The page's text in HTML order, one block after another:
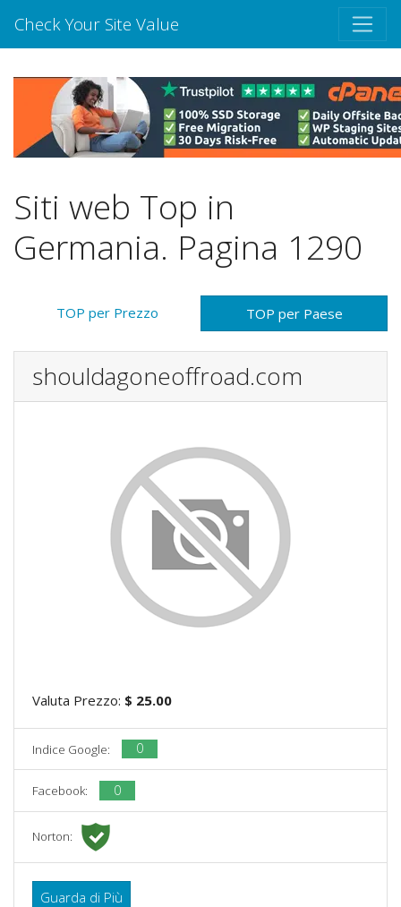
Check Your Site Value
Siti web Top in
Germania. Pagina 1290
TOP per Prezzo TOP per Paese
shouldagoneoffroad.com
Valuta Prezzo: $ 25.00
Indice Google: 0
Facebook: 0
Norton:
Guarda di Più